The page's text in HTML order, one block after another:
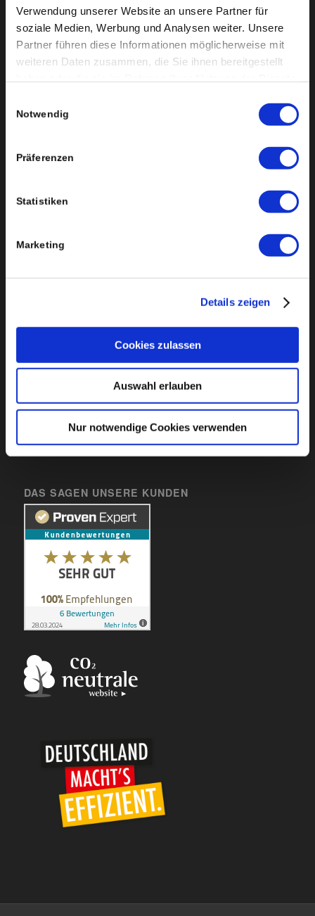
Verwendung unserer Website an unsere Partner für
soziale Medien, Werbung und Analysen weiter. Unsere
Partner führen diese Informationen möglicherweise mit
weiteren Daten zusammen, die Sie ihnen bereitgestellt
Cookies, wenn Sie unsere Webseite weiterhin nutzen.
Notwendig
Präferenzen
Statistiken
Marketing
Details zeigen
Cookies zulassen
Auswahl erlauben
Nur notwendige Cookies verwenden
Fax: +49 (0)7564 85 89 259
info@haberer-protec.de
Öffnungszeiten:
Montag-Donnerstag: 13:00 Uhr – 16:00 Uhr
Freitag: 08:00 Uhr – 12:00 Uhr
DAS SAGEN UNSERE KUNDEN